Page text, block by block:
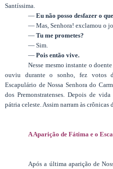
Santíssima.
—Eu não posso desfazer o
— Mas, Senhora! exclamou o
—Tu me prometes?
— Sim.
—Pois então vive.
Nesse mesmo instante o
ouviu durante o sonho, fez votos
Escapulário de Nossa Senhora do
dos Premonstratenses. Depois de
pátria celeste. Assim narram às crônicas
A Aparição de Fátima e o
Após a última aparição de